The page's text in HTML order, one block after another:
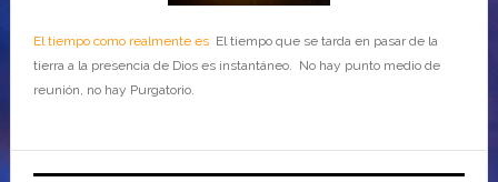
El tiempo como realmente esEl tiempo que se tarda en pasar de la
tierra a la presencia de Dios es instantáneo. No hay punto medio de
reunión, no hay Purgatorio.